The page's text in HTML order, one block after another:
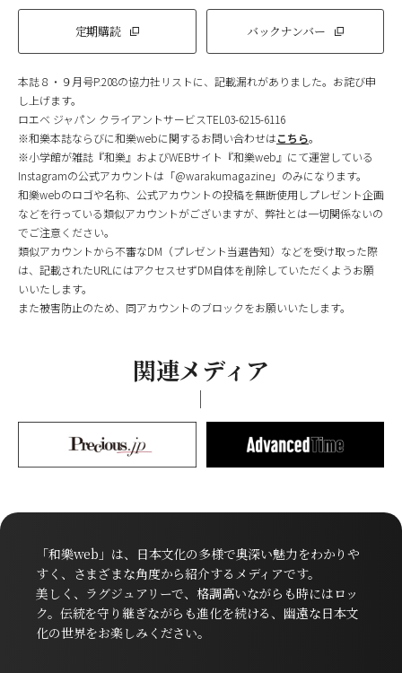
定期購読 バックナンバー
本誌８・９月号P.208の協力社リストに、記載漏れがありました。お詫び申
し上げます。
ロエベ ジャパン クライアントサービスTEL03-6215-6116
※和樂本誌ならびに和樂webに関するお問い合わせはこちら。
※小学館が雑誌『和樂』およびWEBサイト『和樂web』にて運営している
Instagramの公式アカウントは「@warakumagazine」のみになります。
和樂webのロゴや名称、公式アカウントの投稿を無断使用しプレゼント企画
などを行っている類似アカウントがございますが、弊社とは一切関係ないの
でご注意ください。
類似アカウントから不審なDM（プレゼント当選告知）などを受け取った際
は、記載されたURLにはアクセスせずDM自体を削除していただくようお願
いいたします。
また被害防止のため、同アカウントのブロックをお願いいたします。
関連メディア
「和樂web」は、日本文化の多様で奥深い魅力をわかりや
すく、さまざまな角度から紹介するメディアです。
美しく、ラグジュアリーで、格調高いながらも時にはロッ
ク。伝統を守り継ぎながらも進化を続ける、幽遠な日本文
化の世界をお楽しみください。